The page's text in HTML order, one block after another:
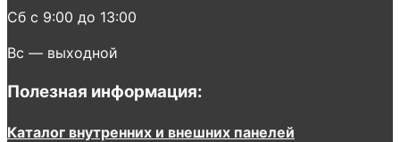
Сб с 9:00 до 13:00
Вс — выходной
Полезная информация:
Каталог внутренних и внешних панелей